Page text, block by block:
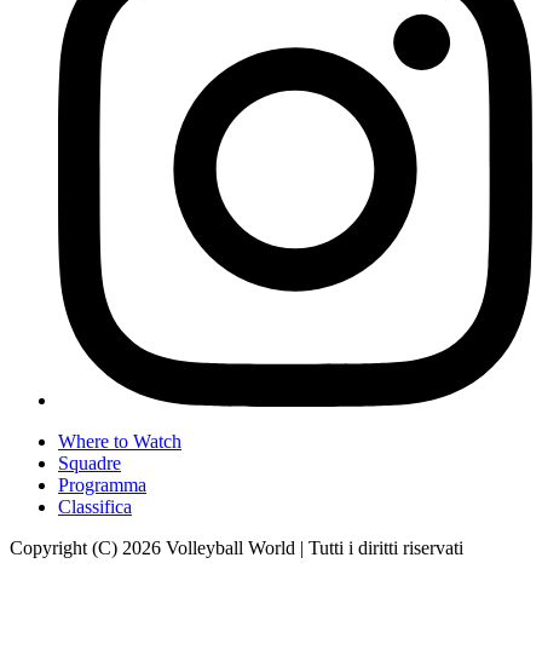
Where to Watch
Squadre
Programma
Classifica
Copyright (C) 2026 Volleyball World | Tutti i diritti riservati